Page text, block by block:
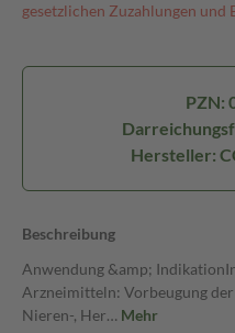
gesetzlichen Zuzahlungen und
PZN:
Hersteller:
Beschreibung
Anwendung &amp;
Arzneimitteln: Vorbeugung
Nieren-, Her… Mehr